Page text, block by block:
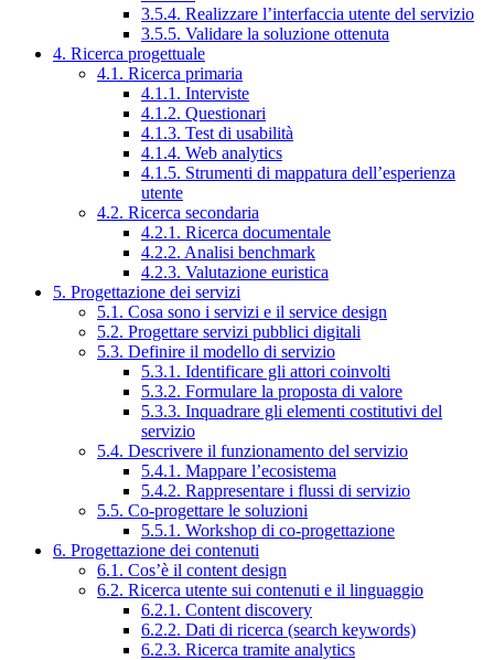
3.5.4. Realizzare l’interfaccia utente del servizio
3.5.5. Validare la soluzione ottenuta
4. Ricerca progettuale
4.1. Ricerca primaria
4.1.1. Interviste
4.1.2. Questionari
4.1.3. Test di usabilità
4.1.4. Web analytics
4.1.5. Strumenti di mappatura dell’esperienza
utente
4.2. Ricerca secondaria
4.2.1. Ricerca documentale
4.2.2. Analisi benchmark
4.2.3. Valutazione euristica
5. Progettazione dei servizi
5.1. Cosa sono i servizi e il service design
5.2. Progettare servizi pubblici digitali
5.3. Definire il modello di servizio
5.3.1. Identificare gli attori coinvolti
5.3.2. Formulare la proposta di valore
5.3.3. Inquadrare gli elementi costitutivi del
servizio
5.4. Descrivere il funzionamento del servizio
5.4.1. Mappare l’ecosistema
5.4.2. Rappresentare i flussi di servizio
5.5. Co-progettare le soluzioni
5.5.1. Workshop di co-progettazione
6. Progettazione dei contenuti
6.1. Cos’è il content design
6.2. Ricerca utente sui contenuti e il linguaggio
6.2.1. Content discovery
6.2.2. Dati di ricerca (search keywords)
6.2.3. Ricerca tramite analytics